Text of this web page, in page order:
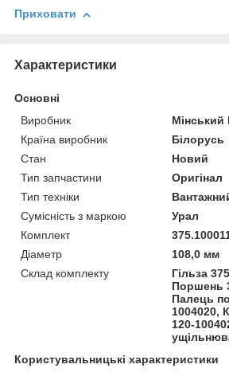
Приховати
Характеристики
Основні
Виробник
Країна виробник
Білорусь
Стан
Новий
Тип запчастини
Оригінал
Тип техніки
Сумісність з маркою
Урал
Комплект
Діаметр
108,0 мм
Склад комплекту
Гільза
Поршень
Палець
1004020,
120-
Користувальницькі характеристики